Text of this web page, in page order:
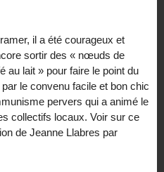
il a été courageux et
sortir des « nœuds de
au lait » pour faire le point du
le convenu facile et bon chic
pervers qui a animé le
collectifs locaux. Voir sur ce
de Jeanne Llabres par